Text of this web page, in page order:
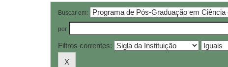
Buscar em:
por
Filtros correntes: